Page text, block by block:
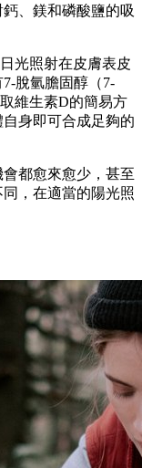
、鎂和磷酸鹽的吸
光照射在皮膚表皮
脫氫膽固醇（7-
維生素D的簡易方
身即可合成足夠的
都愈來愈少，甚至
，在適當的陽光照